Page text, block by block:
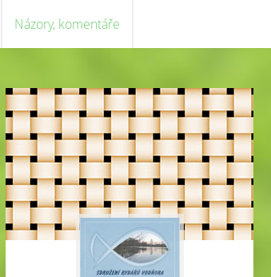
Názory, komentáře